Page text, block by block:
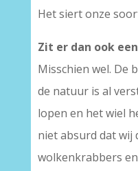
Het siert onze
Zit er dan ook
Misschien wel. De
de natuur is al
lopen en het wiel
niet absurd dat wij
wolkenkrabbers